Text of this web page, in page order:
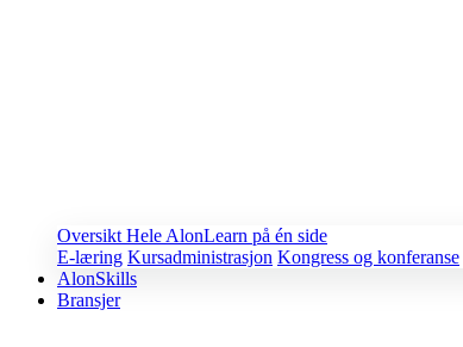
Oversikt Hele AlonLearn på én side
E-læring Kursadministrasjon Kongress og konferanse
AlonSkills
Bransjer